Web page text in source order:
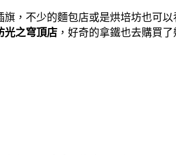
，不少的麵包店或是烘培坊也可
光之穹頂店 ，好奇的拿鐵也去購買